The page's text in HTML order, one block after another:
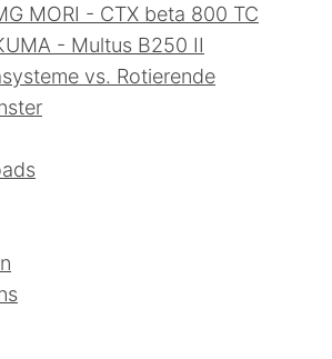
MORI - CTX beta 800 TC
- Multus B250 II
vs. Rotierende